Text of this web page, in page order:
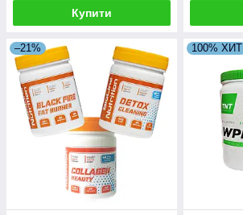
Купити
–21% 100% ХИТ